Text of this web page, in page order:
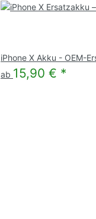
iPhone X Akku - OEM-
ab 15,90 € *